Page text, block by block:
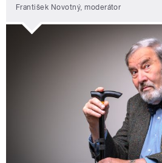
František Novotný, moderátor